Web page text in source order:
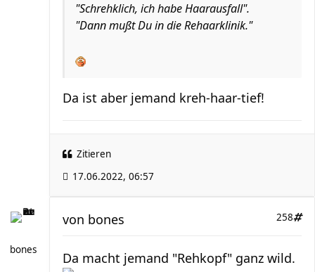
"Schrehklich, ich habe Haarausfall".
"Dann mußt Du in die Rehaarklinik."
Da ist aber jemand kreh-haar-tief!
Zitieren
17.06.2022, 06:57
bones
258
von bones
Da macht jemand "Rehkopf" ganz wild.